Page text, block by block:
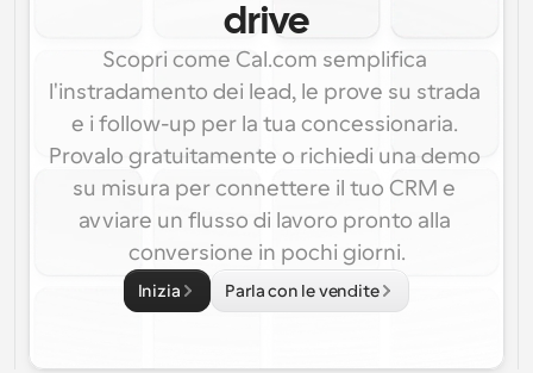
drive
Scopri come Cal.com semplifica
l'instradamento dei lead, le prove su strada
e i follow-up per la tua concessionaria.
Provalo gratuitamente o richiedi una demo
su misura per connettere il tuo CRM e
avviare un flusso di lavoro pronto alla
conversione in pochi giorni.
Inizia Parla con le vendite